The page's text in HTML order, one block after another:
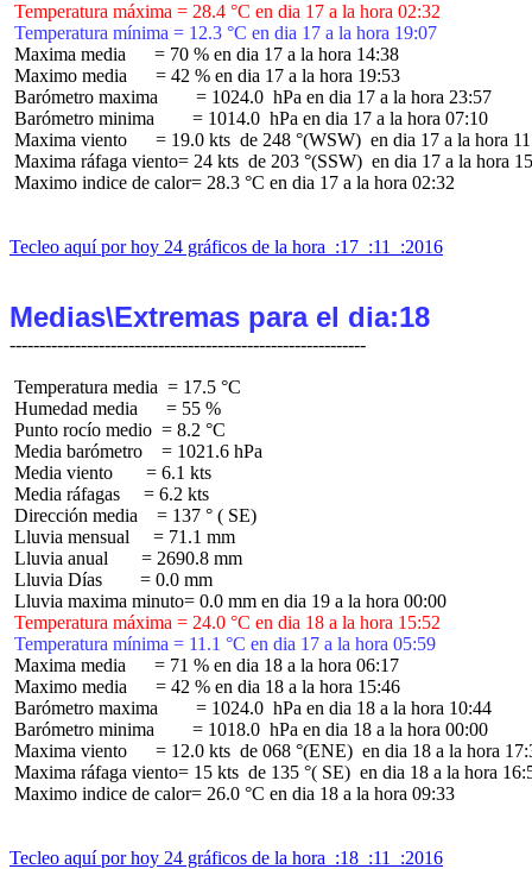
Temperatura máxima = 28.4 °C en dia 17 a la hora 02:32
Temperatura mínima = 12.3 °C en dia 17 a la hora 19:07
Maxima media      = 70 % en dia 17 a la hora 14:38
Maximo media      = 42 % en dia 17 a la hora 19:53
Barómetro maxima        = 1024.0  hPa en dia 17 a la hora 23:57
Barómetro minima        = 1014.0  hPa en dia 17 a la hora 07:10
Maxima viento      = 19.0 kts  de 248 °(WSW)  en dia 17 a la hora
Maxima ráfaga viento= 24 kts  de 203 °(SSW)  en dia 17 a la hora
Maximo indice de calor= 28.3 °C en dia 17 a la hora 02:32
Tecleo aquí por hoy 24 gráficos de la hora  :17  :11  :2016
Medias\Extremas para el dia:18
Temperatura media  = 17.5 °C
Humedad media      = 55 %
Punto rocío medio  = 8.2 °C
Media barómetro    = 1021.6 hPa
Media viento       = 6.1 kts
Media ráfagas     = 6.2 kts
Dirección media    = 137 ° ( SE)
Lluvia mensual     = 71.1 mm
Lluvia anual       = 2690.8 mm
Lluvia Días        = 0.0 mm
Temperatura máxima = 24.0 °C en dia 18 a la hora 15:52
Temperatura mínima = 11.1 °C en dia 17 a la hora 05:59
Maxima media      = 71 % en dia 18 a la hora 06:17
Maximo media      = 42 % en dia 18 a la hora 15:46
Barómetro maxima        = 1024.0  hPa en dia 18 a la hora 10:44
Barómetro minima        = 1018.0  hPa en dia 18 a la hora 00:00
Maxima viento      = 12.0 kts  de 068 °(ENE)  en dia 18 a la hora
Maxima ráfaga viento= 15 kts  de 135 °( SE)  en dia 18 a la hora
Maximo indice de calor= 26.0 °C en dia 18 a la hora 09:33
Tecleo aquí por hoy 24 gráficos de la hora  :18  :11  :2016